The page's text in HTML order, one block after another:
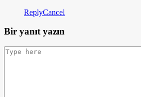
ReplyCancel
Bir yanıt yazın